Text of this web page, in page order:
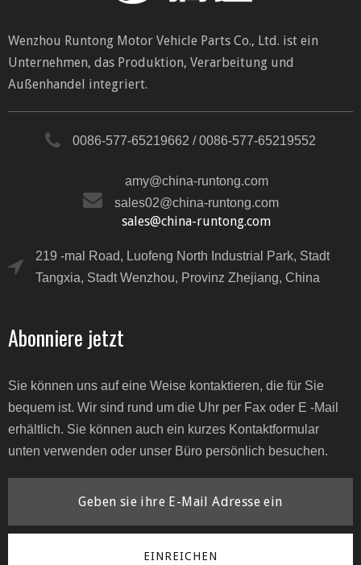
Wenzhou Runtong Motor Vehicle Parts Co., Ltd. ist ein
Unternehmen, das Produktion, Verarbeitung und
Außenhandel integriert.
0086-577-65219662 / 0086-577-65219552
amy@china-runtong.com
sales02@china-runtong.com
sales@china-runtong.com
219 -mal Road, Luofeng North Industrial Park, Stadt
Tangxia, Stadt Wenzhou, Provinz Zhejiang, China
Abonniere jetzt
Sie können uns auf eine Weise kontaktieren, die für Sie
bequem ist. Wir sind rund um die Uhr per Fax oder E -Mail
erhältlich. Sie können auch ein kurzes Kontaktformular
unten verwenden oder unser Büro persönlich besuchen.
EINREICHEN